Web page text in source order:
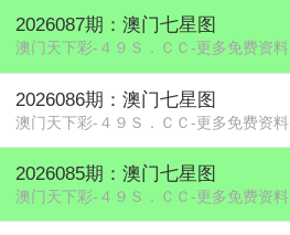
2026087期：澳门七星图
澳门天下彩-４９Ｓ．ＣＣ-更多免费资料
2026086期：澳门七星图
澳门天下彩-４９Ｓ．ＣＣ-更多免费资料
2026085期：澳门七星图
澳门天下彩-４９Ｓ．ＣＣ-更多免费资料